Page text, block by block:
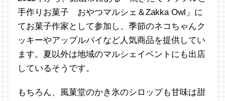
手作りお菓子 おやつマルシェ＆Zakka Owl」に
てお菓子作家として参加し、季節のネコちゃんク
ッキーやアップルパイなど人気商品を提供してい
ます。夏以外は地域のマルシェイベントにも出店
しているそうです。
もちろん、風菓堂のかき氷のシロップも甘味は甜